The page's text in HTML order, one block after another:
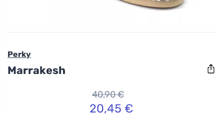
Perky
Marrakesh
40,90 €
20,45 €